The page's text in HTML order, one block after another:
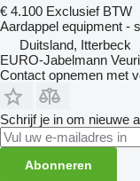
€ 4.100 Exclusief BTW
Aardappel equipment -
Duitsland, Itterbeck
EURO-Jabelmann
Contact opnemen met
Schrijf je in om nieuwe
Abonneren